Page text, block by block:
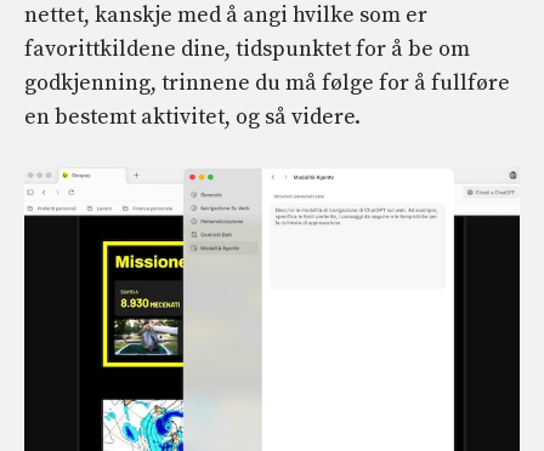
nettet, kanskje med å angi hvilke som er
favorittkildene dine, tidspunktet for å be om
godkjenning, trinnene du må følge for å fullføre
en bestemt aktivitet, og så videre.